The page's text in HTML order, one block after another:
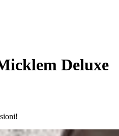
Deluxe